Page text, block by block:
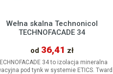
Wełna skalna Technonicol
TECHNOFACADE 34
od 36,41 zł
34 to izolacja mineralna
pod tynk w systemie ETICS. Twarde